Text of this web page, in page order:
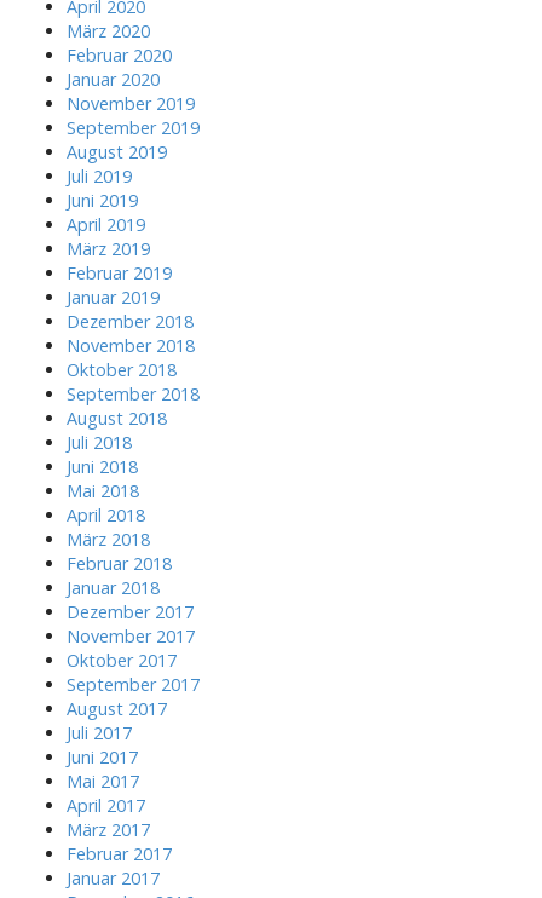
April 2020
März 2020
Februar 2020
Januar 2020
November 2019
September 2019
August 2019
Juli 2019
Juni 2019
April 2019
März 2019
Februar 2019
Januar 2019
Dezember 2018
November 2018
Oktober 2018
September 2018
August 2018
Juli 2018
Juni 2018
Mai 2018
April 2018
März 2018
Februar 2018
Januar 2018
Dezember 2017
November 2017
Oktober 2017
September 2017
August 2017
Juli 2017
Juni 2017
Mai 2017
April 2017
März 2017
Februar 2017
Januar 2017